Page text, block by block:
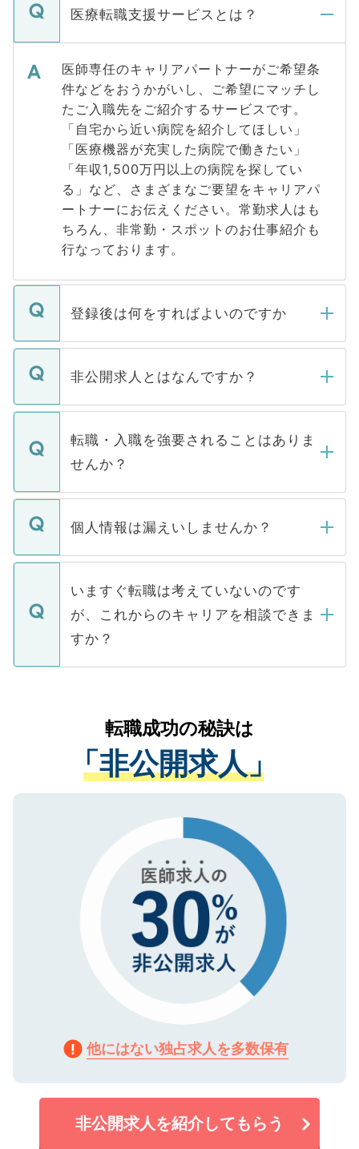
医療転職支援サービスとは？
医師専任のキャリアパートナーがご希望条
件などをおうかがいし、ご希望にマッチし
たご入職先をご紹介するサービスです。
「自宅から近い病院を紹介してほしい」
「医療機器が充実した病院で働きたい」
「年収1,500万円以上の病院を探してい
る」など、さまざまなご要望をキャリアパ
ートナーにお伝えください。常勤求人はも
ちろん、非常勤・スポットのお仕事紹介も
行なっております。
登録後は何をすればよいのですか
ご登録いただきましたら、弊社担当者がご
登録内容を確認し、その後メールもしくは
ます。通常、5営業日以内にはご連絡をせて
いただきますので、しばらくお待ちくださ
非公開求人とはなんですか？
マイナビDOCTORで取り扱っている求人の
うち約3割は、Webサイトからご覧いただ
けない「非公開求人」です。非公開求人は
下記の理由によって、一般には公開してい
ません。
■応募殺到を避けるため 人気のある医療機
関を公にしてしまうと、応募が殺到する場
に、医療機関が求める条件に合った人材の
みを人材紹介会社に依頼するケースが増え
ています。
転職・入職を強要されることはありま
せんか？
転職・入職を強要することは一切ありませ
ん。また、仮に応募先から内定をいただい
定を承諾する必要はありません。内定先へ
の辞退の連絡はキャリアパートナーが行い
個人情報は漏えいしませんか？
個人情報が漏えいすることはありませんの
で、ご安心ください。当サイトからの登録
などで収集したご登録者様の個人情報は、
ご本人のキャリアアップおよび転職活動の
支援を目的に使用いたします。お預かりし
ているすべての個人データはご本人の許可
は、個人情報の取り扱いについての厳密な
管理基準を満たした事業者のみに付与され
る、プライバシーマークを取得済みです。
で、機密保持に関してもご安心ください。
いますぐ転職は考えていないのです
が、これからのキャリアを相談できま
すか？
かがいして、現在の医療機関の状況や紹介
経験をまじえながら、適切なアドバイスを
させていただきます。すぐにご転職をされ
ない方には、長期的なサポートが可能です
ので、まずはご登録ください。
転職成功の秘訣は
「非公開求人」
他にはない独占求人を多数保有
非公開求人を紹介してもらう